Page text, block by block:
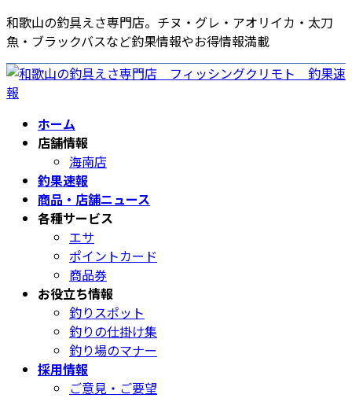
コ
ン
テ
ン
ツ
ナ
ビ
ゲ
ー
シ
和歌山の釣具えさ専門店。チヌ・グレ・アオリイカ・太刀
魚・ブラックバスなど釣果情報やお得情報満載
ホーム
店舗情報
海南店
釣果速報
商品・店舗ニュース
各種サービス
エサ
ポイントカード
商品券
お役立ち情報
釣りスポット
釣りの仕掛け集
釣り場のマナー
採用情報
ご意見・ご要望